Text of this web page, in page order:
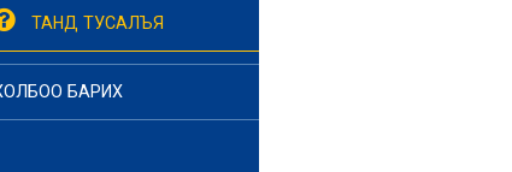
ТАНД ТУСАЛЪЯ
БАРИХ